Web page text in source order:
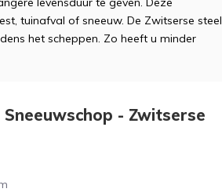
tuinafval of sneeuw. De Zwitserse steel
het scheppen. Zo heeft u minder
- Zwitserse